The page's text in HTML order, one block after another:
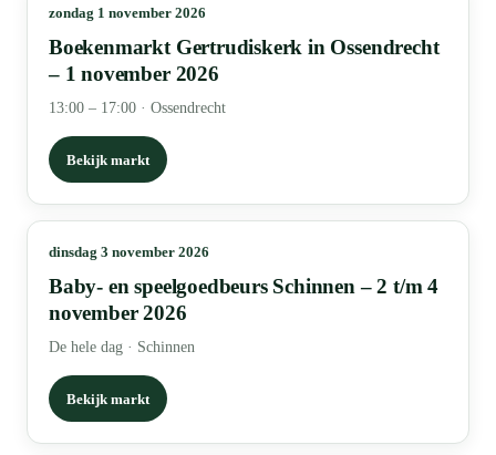
zondag 1 november 2026
Boekenmarkt Gertrudiskerk in Ossendrecht
– 1 november 2026
13:00 – 17:00 · Ossendrecht
Bekijk markt
dinsdag 3 november 2026
Baby- en speelgoedbeurs Schinnen – 2 t/m 4
november 2026
De hele dag · Schinnen
Bekijk markt